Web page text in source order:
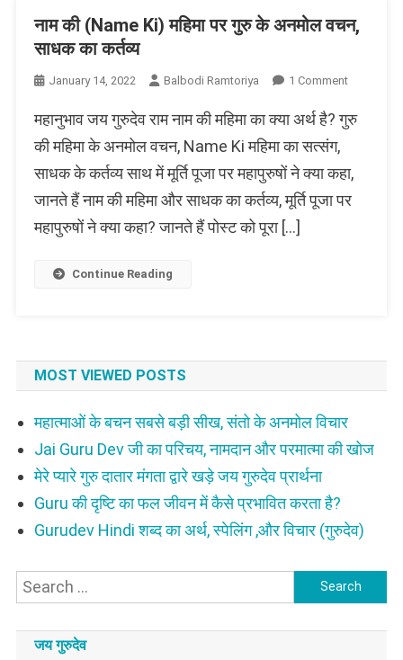
नाम की (Name Ki) महिमा पर गुरु के अनमोल वचन,
साधक का कर्तव्य
January 14, 2022 Balbodi Ramtoriya 1 CommentOn
की
महिमा
पर
महानुभाव जय गुरुदेव राम नाम की महिमा का क्या अर्थ है? गुरु
की महिमा के अनमोल वचन, Name Ki महिमा का सत्संग,
साधक के कर्तव्य साथ में मूर्ति पूजा पर महापुरुषों ने क्या कहा,
जानते हैं नाम की महिमा और साधक का कर्तव्य, मूर्ति पूजा पर
महापुरुषों ने क्या कहा? जानते हैं पोस्ट को पूरा […]
Continue Reading
MOST VIEWED POSTS
महात्माओं के बचन सबसे बड़ी सीख, संतो के अनमोल विचार
Jai Guru Dev जी का परिचय, नामदान और परमात्मा की खोज
मेरे प्यारे गुरु दातार मंगता द्वारे खड़े जय गुरुदेव प्रार्थना
Guru की दृष्टि का फल जीवन में कैसे प्रभावित करता है?
Gurudev Hindi शब्द का अर्थ, स्पेलिंग ,और विचार (गुरुदेव)
Search
for:
जय गुरुदेव